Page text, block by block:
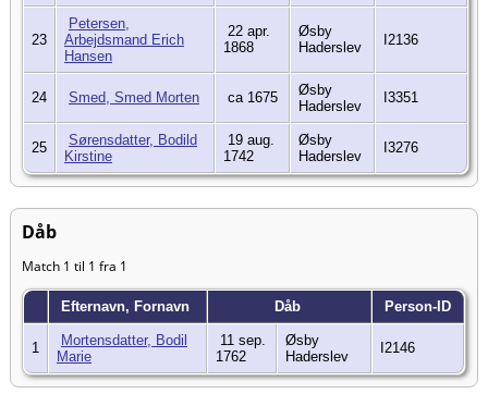
23
Petersen,
Arbejdsmand Erich
Hansen
22 apr.
1868
Øsby
Haderslev
I2136
24 Smed, Smed Morten ca 1675
Øsby
Haderslev
I3351
25
Sørensdatter, Bodild
Kirstine
19 aug.
1742
Øsby
Haderslev
I3276
Dåb
Match 1 til 1 fra 1
Efternavn, Fornavn Dåb Person-ID
1
Mortensdatter, Bodil
Marie
11 sep.
1762
Øsby
Haderslev
I2146